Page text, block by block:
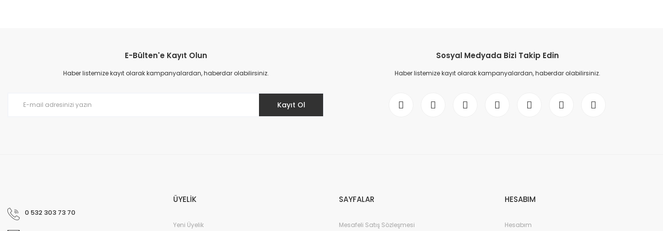
Ürün resmi kalitesiz, bozuk veya görüntülenemiyor.
Ürün açıklamasında eksik bilgiler bulunuyor.
E-Bülten'e Kayıt Olun
Haber listemize kayıt olarak kampanyalardan, haberdar olabilirsiniz.
Kayıt Ol
Sosyal Medyada Bizi Takip Edin
Haber listemize kayıt olarak kampanyalardan, haberdar olabilirsiniz.
0 532 303 73 70
ÜYELİK
Yeni Üyelik
SAYFALAR
Mesafeli Satış Sözleşmesi
HESABIM
Hesabım